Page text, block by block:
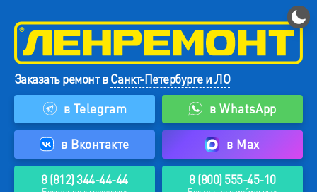
Заказать ремонт вСанкт-Петербурге и ЛО
в Telegram
в WhatsApp
в Вконтакте в Max
8 (812) 344-44-44 8 (800) 555-45-10